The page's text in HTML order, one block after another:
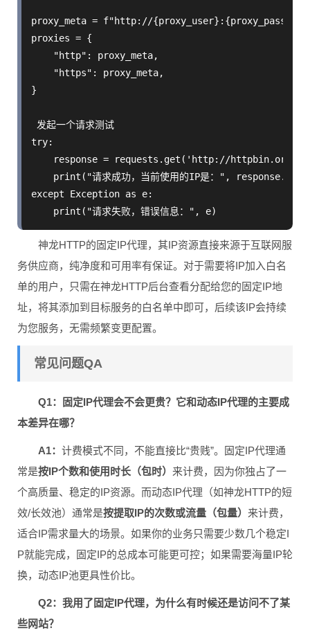
proxy_meta = f"http://
proxies = {
    "http": proxy_meta,
    "https": proxy_meta,
}
发起一个请求测试
try:
response = requests.get('http://httpbin.org/
print("请求成功，当前使用的IP是：",
except Exception as e:
神龙HTTP的固定IP代理，其IP资源直接来源于互联网服
务供应商，纯净度和可用率有保证。对于需要将IP加入白名
单的用户，只需在神龙HTTP后台查看分配给您的固定IP地
址，将其添加到目标服务的白名单中即可，后续该IP会持续
为您服务，无需频繁变更配置。
常见问题QA
Q1：固定IP代理会不会更贵？它和动态IP代理的主要成
本差异在哪？
A1： 计费模式不同，不能直接比“贵贱”。固定IP代理通
常是按IP个数和使用时长（包时） 来计费，因为你独占了一
个高质量、稳定的IP资源。而动态IP代理（如神龙HTTP的短
效/长效池）通常是按提取IP的次数或流量（包量） 来计费，
适合IP需求量大的场景。如果你的业务只需要少数几个稳定I
P就能完成，固定IP的总成本可能更可控；如果需要海量IP轮
换，动态IP池更具性价比。
Q2：我用了固定IP代理，为什么有时候还是访问不了某
些网站？